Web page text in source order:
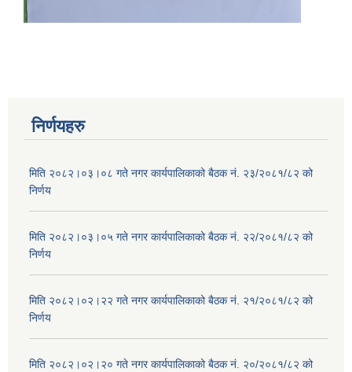
निर्णयहरु
मिति २०८२।०३।०८ गते नगर कार्यपालिकाको बैठक नं. २३/२०८१/८२ को
निर्णय
मिति २०८२।०३।०५ गते नगर कार्यपालिकाको बैठक नं. २२/२०८१/८२ को
निर्णय
मिति २०८२।०२।२२ गते नगर कार्यपालिकाको बैठक नं. २१/२०८१/८२ को
निर्णय
मिति २०८२।०२।२० गते नगर कार्यपालिकाको बैठक नं. २०/२०८१/८२ को